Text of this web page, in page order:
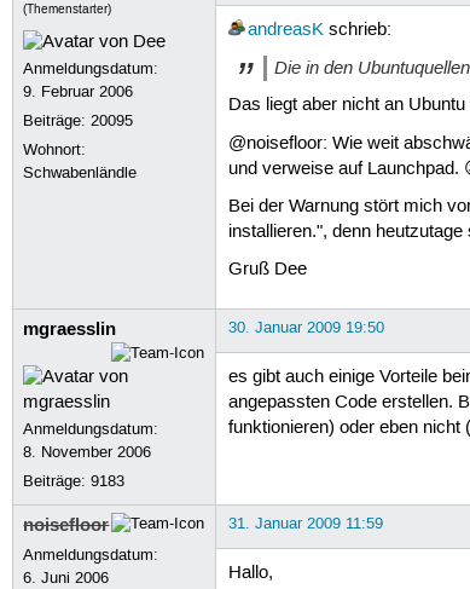
(Themenstarter)
Anmeldungsdatum:
9. Februar 2006
Beiträge:20095
Wohnort:
Schwabenländle
andreasKschrieb:
Die in den
Das liegt aber nicht an
@noisefloor: Wie weit
und verweise auf
Bei der Warnung stört mich
installieren.", denn
Gruß Dee
mgraesslin
Anmeldungsdatum:
8. November 2006
Beiträge:9183
30. Januar 2009 19:50
es gibt auch einige Vorteile
angepassten Code erstellen.
funktionieren) oder eben
noisefloor
Anmeldungsdatum:
6. Juni 2006
31. Januar 2009 11:59
Hallo,